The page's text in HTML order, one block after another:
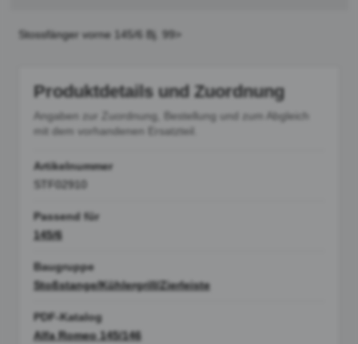
Stossfänger vorne 145/6 Bj. 99>
Produktdetails und Zuordnung
Angaben zur Zuordnung, Bestellung und zum Abgleich
mit dem vorhandenen Ersatzteil.
Artikelnummer
STF02910
Passend für
145/6
Baugruppe
Stoßstange/Kühlergrill/Zierleiste
PDF-Katalog
Alfa Romeo 145/146